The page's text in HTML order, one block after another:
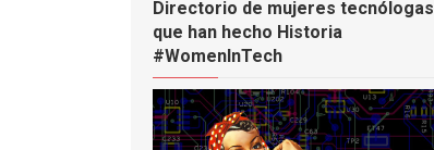
Directorio de mujeres tecnólogas
que han hecho Historia
#WomenInTech